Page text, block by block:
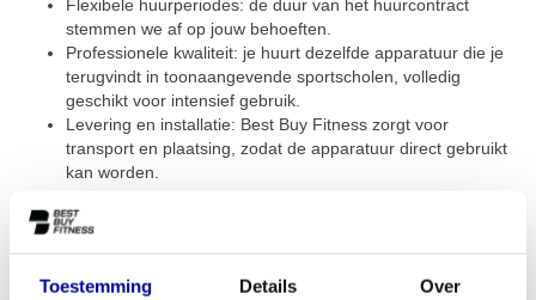
Toestemming Details Over
Flexibele huurperiodes: de duur van het huurcontract
stemmen we af op jouw behoeften.
Professionele kwaliteit: je huurt dezelfde apparatuur die je
terugvindt in toonaangevende sportscholen, volledig
geschikt voor intensief gebruik.
Levering en installatie: Best Buy Fitness zorgt voor
transport en plaatsing, zodat de apparatuur direct gebruikt
kan worden.
Crosstrainer huren bij Best
Buy Fitness
Interesse in het huren van een crosstrainer? Vul het